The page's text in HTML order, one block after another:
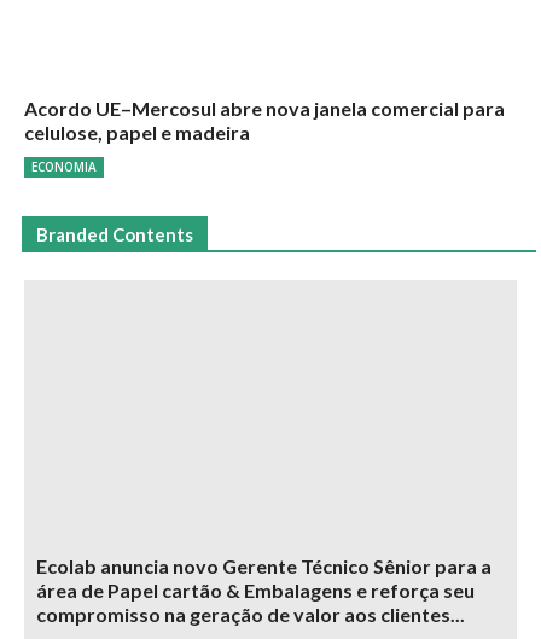
Acordo UE–Mercosul abre nova janela comercial para
celulose, papel e madeira
ECONOMIA
Branded Contents
Ecolab anuncia novo Gerente Técnico Sênior para a
área de Papel cartão & Embalagens e reforça seu
compromisso na geração de valor aos clientes...